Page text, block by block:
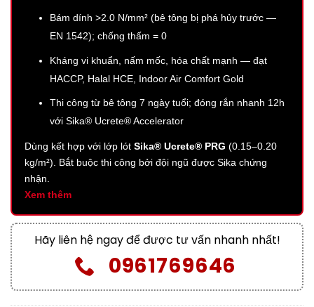
Bám dính >2.0 N/mm² (bê tông bị phá hủy trước —
EN 1542); chống thấm = 0
Kháng vi khuẩn, nấm mốc, hóa chất mạnh — đạt
HACCP, Halal HCE, Indoor Air Comfort Gold
Thi công từ bê tông 7 ngày tuổi; đóng rắn nhanh 12h
với Sika® Ucrete® Accelerator
Dùng kết hợp với lớp lót Sika® Ucrete® PRG (0.15–0.20
kg/m²). Bắt buộc thi công bởi đội ngũ được Sika chứng
nhận.
Xem thêm
Hãy liên hệ ngay để được tư vấn nhanh nhất!
0961769646